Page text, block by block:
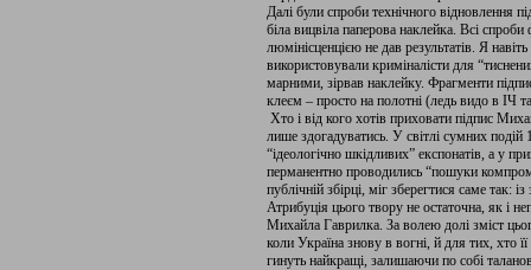
Далі були спроби технічного відновлення
біла вицвіла паперова наклейка. Всі
люмінісценцією не дав результатів. Я
використовували криміналісти для
марними, зірвав наклейку. Фрагменти
клеєм – просто на полотні (ледь видо в ІЧ
Хто і від кого хотів приховати підпис
лише здогадуватись. У світлі сумних подій
“ідеологічно шкідливих” експонатів, а у
перманентно проводились “пошуки
публічній збірці, міг зберегтися саме так:
Атрибуція цього твору не остаточна, як і
Михайла Гаврилка. За волею долі зміст
коли Україна знову в вогні, й для тих, хто
гинуть найкращі, залишаючи по собі